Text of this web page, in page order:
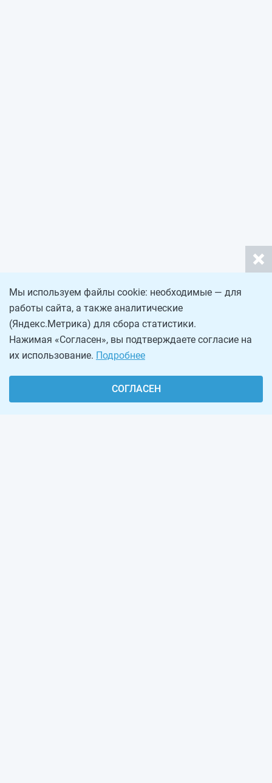
Мы используем файлы cookie: необходимые — для
работы сайта, а также аналитические
(Яндекс.Метрика) для сбора статистики.
Нажимая «Согласен», вы подтверждаете согласие на
их использование. Подробнее
СОГЛАСЕН